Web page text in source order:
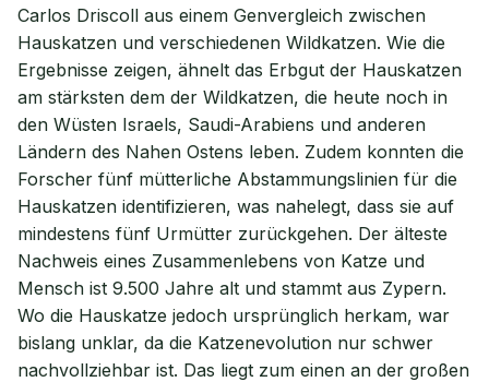
Carlos Driscoll aus einem Genvergleich zwischen
Hauskatzen und verschiedenen Wildkatzen. Wie die
Ergebnisse zeigen, ähnelt das Erbgut der Hauskatzen
am stärksten dem der Wildkatzen, die heute noch in
den Wüsten Israels, Saudi-Arabiens und anderen
Ländern des Nahen Ostens leben. Zudem konnten die
Forscher fünf mütterliche Abstammungslinien für die
Hauskatzen identifizieren, was nahelegt, dass sie auf
mindestens fünf Urmütter zurückgehen. Der älteste
Nachweis eines Zusammenlebens von Katze und
Mensch ist 9.500 Jahre alt und stammt aus Zypern.
Wo die Hauskatze jedoch ursprünglich herkam, war
bislang unklar, da die Katzenevolution nur schwer
nachvollziehbar ist. Das liegt zum einen an der großen